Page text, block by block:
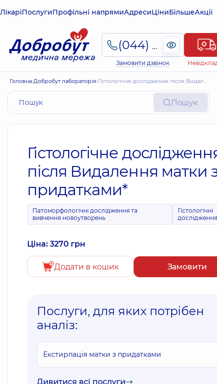
ЛікаріПослугиПрофільні напрямиАдресиЦіниБільшеАкції
(044) 495-2-888
Замовити дзвінок
Головна Добробут лабораторія Гістологічне дослідження після Видалення матки з придатками*
Пошук
Гістологічне
після Видалення матки
придатками*
Патоморфологічні дослідження та
вивчення новоутворень
Гістологічні
дослідження
Ціна: 3270 грн
Додати в кошик Замовити
Послуги, для яких потрібен
аналіз:
Екстирпація матки з придатками
Дивитися всі послуги